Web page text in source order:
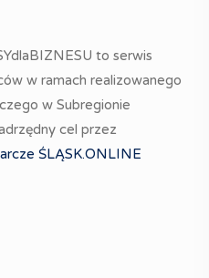
to serwis
w ramach realizowanego
w Subregionie
cel przez
ŚLĄSK.ONLINE